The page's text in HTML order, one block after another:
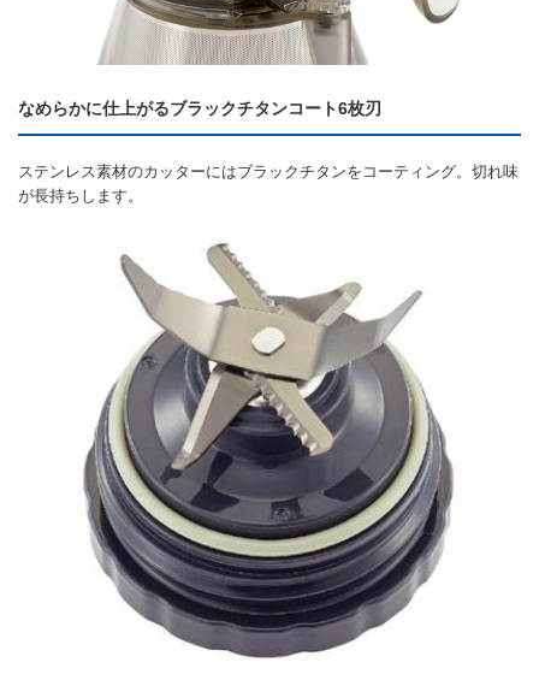
なめらかに仕上がるブラックチタンコート6枚刃
ステンレス素材のカッターにはブラックチタンをコーティング。切れ味
が長持ちします。